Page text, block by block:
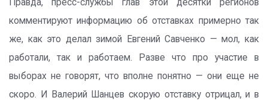
Правда, пресс-службы глав этой десятки регионов
комментируют информацию об отставках примерно так
же, как это делал зимой Евгений Савченко — мол, как
работали, так и работаем. Разве что про участие в
выборах не говорят, что вполне понятно — они еще не
скоро. И Валерий Шанцев скорую отставку отрицал, и в